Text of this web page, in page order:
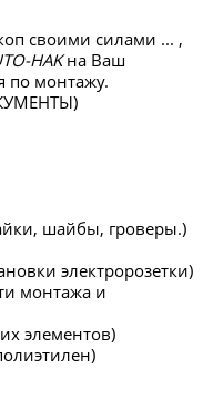
своими силами ... ,
HAKна Ваш
по монтажу.
шайбы, гроверы.)
электророзетки)
монтажа и
элементов)